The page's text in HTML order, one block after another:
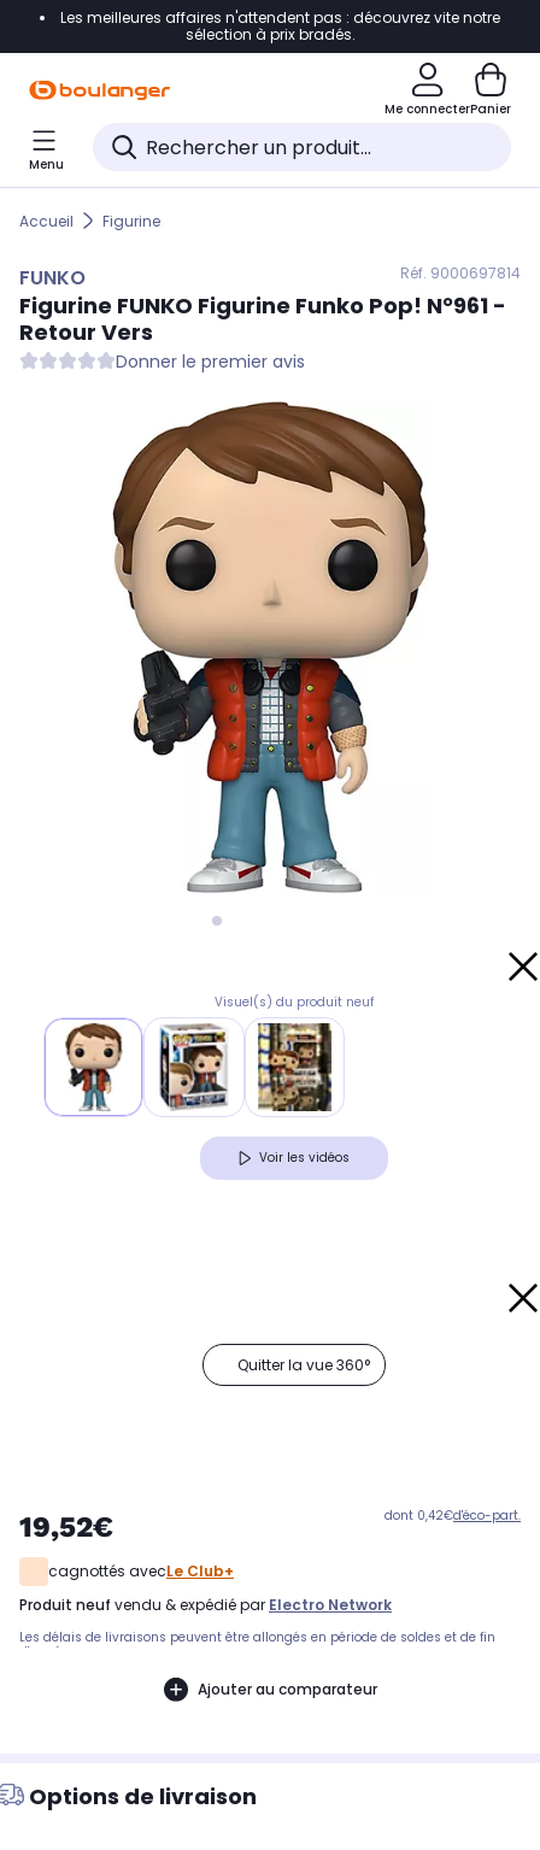
Accéder directement à la navigation
Accéder directement au pied de page
Accéder directement au chatbot
Les meilleures affaires n'attendent pas : découvrez vite notre
sélection à prix bradés.
Me connecterPanier
Menu
Accueil Figurine
FUNKO Réf. 9000697814
Figurine FUNKO Figurine Funko Pop! N°961 -
Retour Vers
Donner le premier avis
Visuel(s) du produit neuf
Voir les vidéos
Quitter la vue 360°
19,52€ dont 0,42€d'éco-part.
cagnottés avecLe Club+
produit neuf vendu & expédié par Electro Network
Les délais de livraisons peuvent être allongés en période de soldes et de fin
d'année.
Ajouter au comparateur
Options de livraison